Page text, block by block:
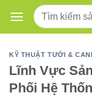
content
Tìm
kiếm:
KỸ THUẬT TƯỚI &
Lĩnh Vực
Phối Hệ